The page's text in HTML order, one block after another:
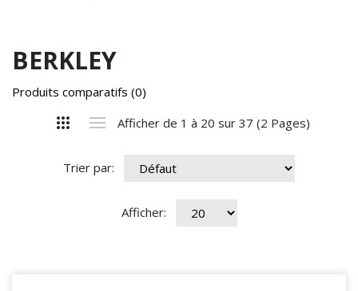
BERKLEY
Produits comparatifs (0)
Afficher de 1 à 20 sur 37 (2 Pages)
Trier par:
Afficher: